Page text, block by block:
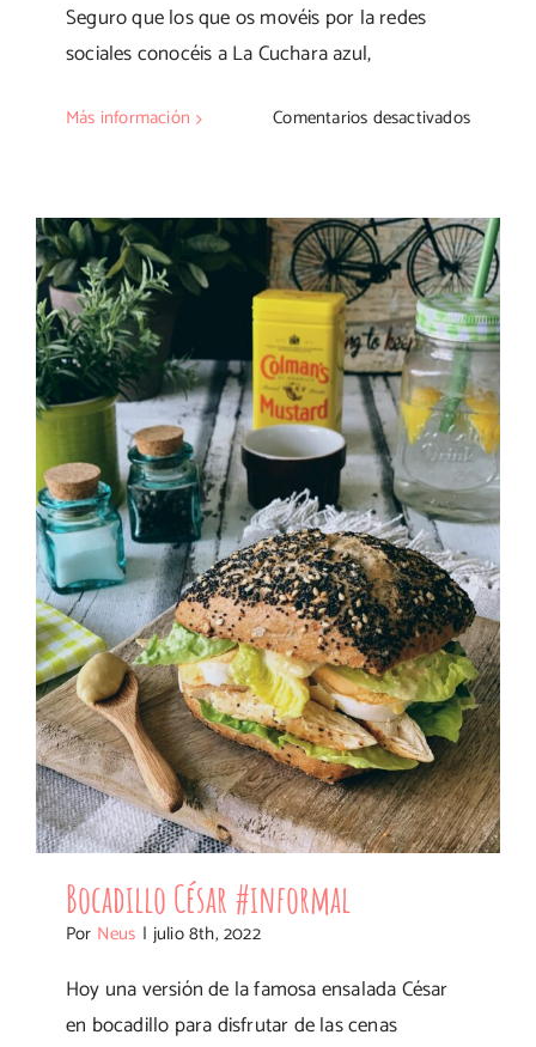
Seguro que los que os movéis por la redes
sociales conocéis a La Cuchara azul,
Más información Comentarios desactivadosen
Bocadillo César #informal
Bocadillo César #informal
Por Neus | julio 8th, 2022
Hoy una versión de la famosa ensalada César
en bocadillo para disfrutar de las cenas